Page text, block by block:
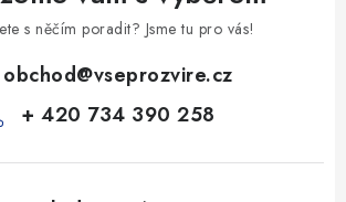
s něčím poradit? Jsme tu pro vás!
obchod@vseprozvire.cz
+ 420 734 390 258